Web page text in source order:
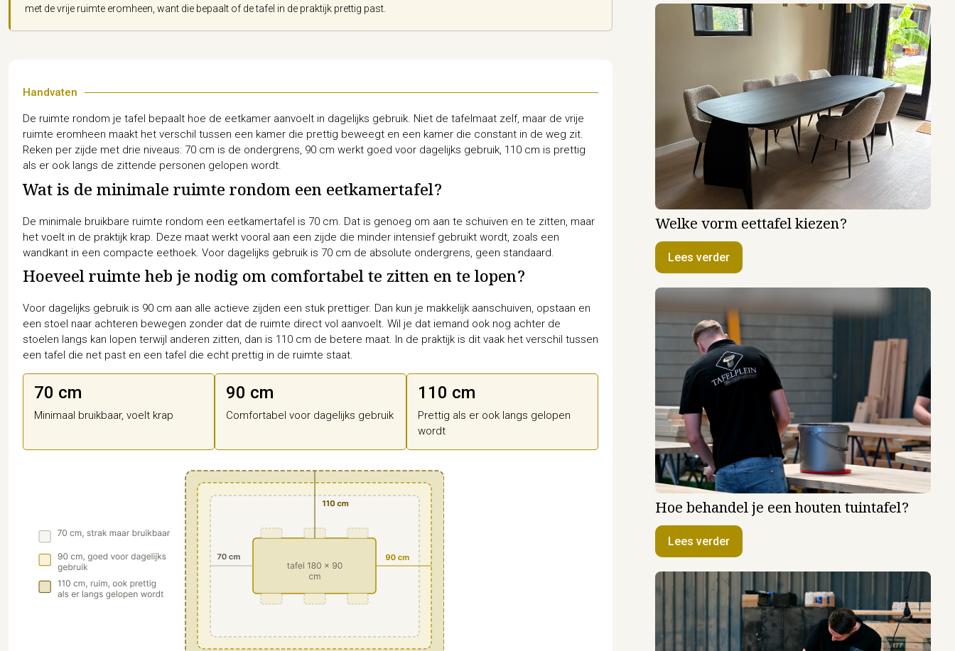
met de vrije ruimte eromheen, want die bepaalt of de tafel in de praktijk prettig past.
Handvaten
De ruimte rondom je tafel bepaalt hoe de eetkamer aanvoelt in dagelijks gebruik. Niet de tafelmaat zelf, maar de vrije
ruimte eromheen maakt het verschil tussen een kamer die prettig beweegt en een kamer die constant in de weg zit.
Reken per zijde met drie niveaus: 70 cm is de ondergrens, 90 cm werkt goed voor dagelijks gebruik, 110 cm is prettig
als er ook langs de zittende personen gelopen wordt.
Wat is de minimale ruimte rondom een eetkamertafel?
De minimale bruikbare ruimte rondom een eetkamertafel is 70 cm. Dat is genoeg om aan te schuiven en te zitten, maar
het voelt in de praktijk krap. Deze maat werkt vooral aan een zijde die minder intensief gebruikt wordt, zoals een
wandkant in een compacte eethoek. Voor dagelijks gebruik is 70 cm de absolute ondergrens, geen standaard.
Hoeveel ruimte heb je nodig om comfortabel te zitten en te lopen?
Voor dagelijks gebruik is 90 cm aan alle actieve zijden een stuk prettiger. Dan kun je makkelijk aanschuiven, opstaan en
een stoel naar achteren bewegen zonder dat de ruimte direct vol aanvoelt. Wil je dat iemand ook nog achter de
stoelen langs kan lopen terwijl anderen zitten, dan is 110 cm de betere maat. In de praktijk is dit vaak het verschil tussen
een tafel die net past en een tafel die echt prettig in de ruimte staat.
70 cm
Minimaal bruikbaar, voelt krap
90 cm
Comfortabel voor dagelijks gebruik
110 cm
Prettig als er ook langs gelopen
wordt
Welke vorm eettafel kiezen?
Lees verder
Hoe behandel je een houten tuintafel?
Lees verder